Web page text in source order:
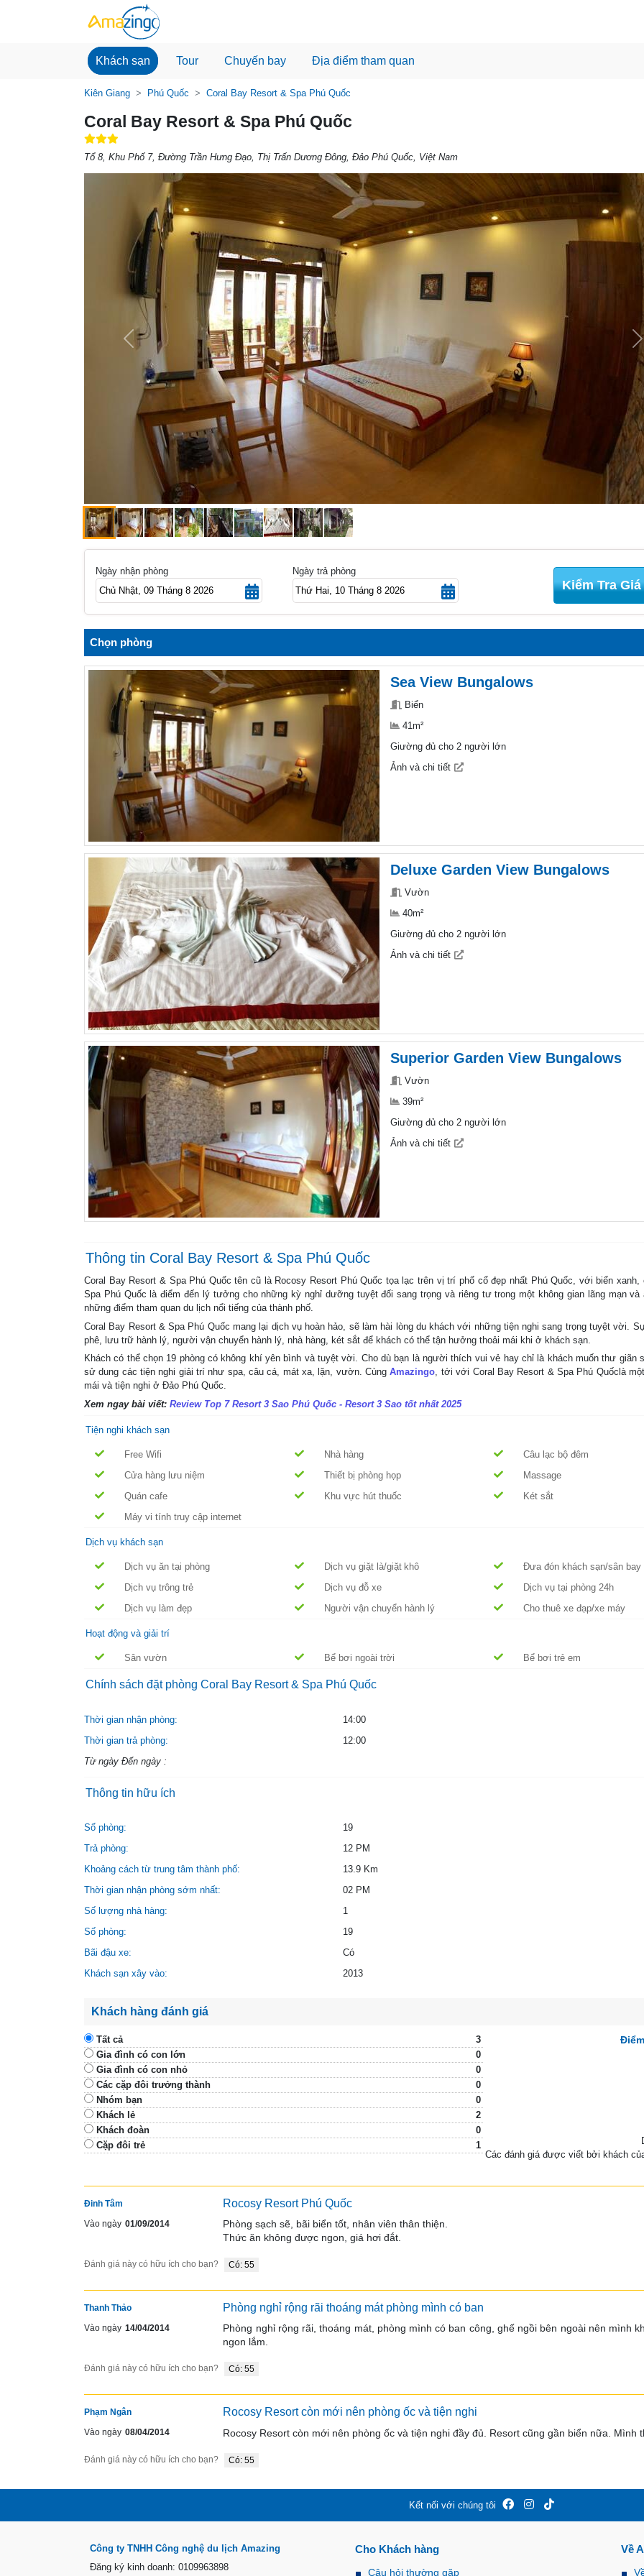
Khách sạn Tour Chuyến bay Địa điểm tham quan
Kiên Giang Phú Quốc Coral Bay Resort & Spa Phú Quốc
Coral Bay Resort & Spa Phú Quốc
Tổ 8, Khu Phố 7, Đường Trần Hưng Đạo, Thị Trấn Dương Đông, Đảo Phú Quốc, Việt Nam
Previous
Ngày nhận phòng Ngày trả phòng
Kiểm Tra Giá
Chọn phòng
Sea View Bungalows
Biển
41m²
Giường đủ cho 2 người lớn
Ảnh và chi tiết
Deluxe Garden View Bungalows
Vườn
40m²
Giường đủ cho 2 người lớn
Ảnh và chi tiết
Superior Garden View Bungalows
Vườn
39m²
Giường đủ cho 2 người lớn
Ảnh và chi tiết
Thông tin Coral Bay Resort & Spa Phú Quốc
Coral Bay Resort & Spa Phú Quốc tên cũ là Rocosy Resort Phú Quốc tọa lạc trên vị trí phố cổ đẹp nhất Phú Quốc, với biển
Spa Phú Quốc là điểm đến lý tưởng cho những kỳ nghỉ dưỡng tuyệt đối sang trọng và riêng tư trong một không gian lãng mạn
những điểm tham quan du lịch nổi tiếng của thành phố.
Coral Bay Resort & Spa Phú Quốc mang lại dịch vụ hoàn hảo, sẽ làm hài lòng du khách với những tiện nghi sang trọng tuyệt vời.
phê, lưu trữ hành lý, người vận chuyển hành lý, nhà hàng, két sắt để khách có thể tận hưởng thoải mái khi ở khách sạn.
Khách có thể chọn 19 phòng có không khí yên bình và tuyệt vời. Cho dù bạn là người thích vui vẻ hay chỉ là khách muốn thư giãn
sử dung các tiện nghi giải trí như spa, câu cá, mát xa, lặn, vườn. CùngAmazingo, tới với Coral Bay Resort & Spa Phú Quốclà
mái và tiện nghi ở Đảo Phú Quốc.
Xem ngay bài viết: Review Top 7 Resort 3 Sao Phú Quốc - Resort 3 Sao tốt nhất 2025
Tiện nghi khách sạn
Free Wifi Nhà hàng
Câu lạc bộ đêm
Cửa hàng lưu niệm
Thiết bị phòng họp
Massage
Quán cafe
Khu vực hút thuốc
Két sắt
Máy vi tính truy cập internet
Dịch vụ khách sạn
Dịch vụ ăn tại phòng Dịch vụ giặt là/giặt khô
Đưa đón khách sạn/sân bay
Dịch vụ trông trẻ
Dịch vụ đỗ xe
Dịch vụ tại phòng 24h
Dịch vụ làm đẹp
Người vận chuyển hành lý Cho thuê xe đạp/xe máy
Hoạt động và giải trí
Sân vườn Bể bơi ngoài trời Bể bơi trẻ em
Chính sách đặt phòng Coral Bay Resort & Spa Phú Quốc
Thời gian nhận phòng:
14:00
Thời gian trả phòng:
12:00
Từ ngày Đến ngày :
Thông tin hữu ích
Số phòng:
19
Trả phòng:
12 PM
Khoảng cách từ trung tâm thành phố:
13.9 Km
Thời gian nhận phòng sớm nhất:
02 PM
Số lượng nhà hàng:
1
Số phòng:
19
Bãi đậu xe:
Có
Khách sạn xây vào:
2013
Khách hàng đánh giá
Tất cả
3
Gia đình có con lớn
0
Gia đình có con nhỏ
0
Các cặp đôi trưởng thành
0
Nhóm bạn
0
Khách lẻ
2
Khách đoàn
0
Cặp đôi trẻ
1
Các đánh giá được viết bởi khách
Đinh Tâm
Vào ngày 01/09/2014
Rocosy Resort Phú Quốc
Phòng sạch sẽ, bãi biển tốt, nhân viên thân thiện.
Thức ăn không được ngon, giá hơi đắt.
Đánh giá này có hữu ích cho bạn? Có: 55
Thanh Thảo
Vào ngày 14/04/2014
Phòng nghỉ rộng rãi thoáng mát phòng mình có ban
Phòng nghỉ rộng rãi, thoáng mát, phòng mình có ban công, ghế ngồi bên ngoài nên mình
ngon lắm.
Đánh giá này có hữu ích cho bạn? Có: 55
Phạm Ngân
Vào ngày 08/04/2014
Rocosy Resort còn mới nên phòng ốc và tiện nghi
Rocosy Resort còn mới nên phòng ốc và tiện nghi đầy đủ. Resort cũng gần biển nữa. Mình
Đánh giá này có hữu ích cho bạn? Có: 55
Kết nối với chúng tôi
Công ty TNHH Công nghệ du lịch Amazing
Đăng ký kinh doanh: 0109963898
Cho Khách hàng
Câu hỏi thường gặp
Về